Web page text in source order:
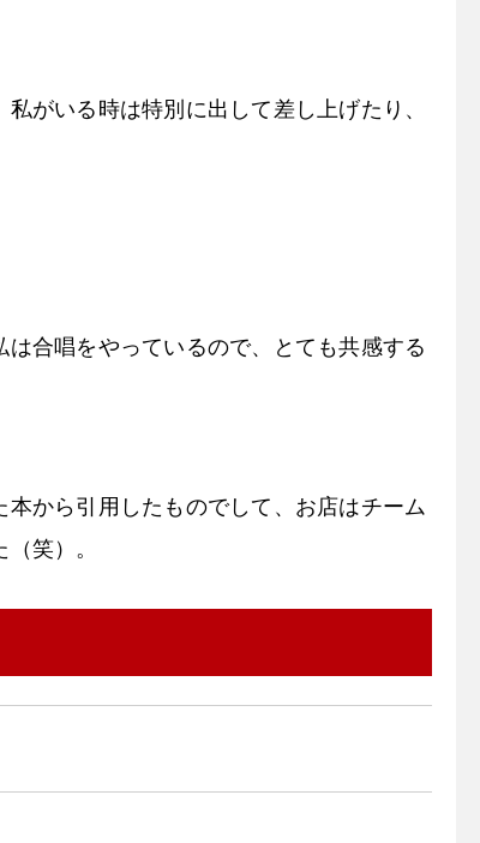
がいる時は特別に出して差し上げたり、
合唱をやっているので、とても共感する
から引用したものでして、お店はチーム
笑）。